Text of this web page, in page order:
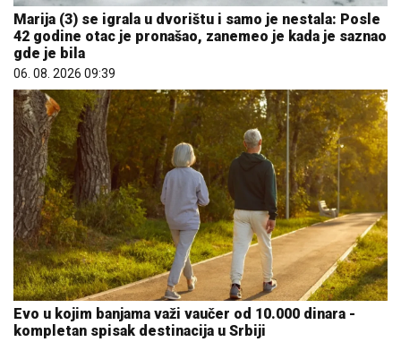
Marija (3) se igrala u dvorištu i samo je nestala: Posle
42 godine otac je pronašao, zanemeo je kada je saznao
gde je bila
06. 08. 2026 09:39
Evo u kojim banjama važi vaučer od 10.000 dinara -
kompletan spisak destinacija u Srbiji